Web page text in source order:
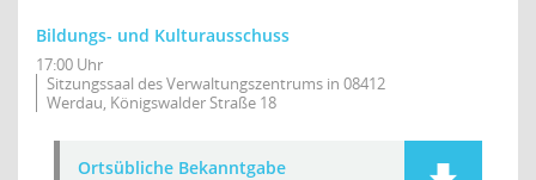
Bildungs- und Kulturausschuss
17:00 Uhr
Sitzungssaal des Verwaltungszentrums in 08412
Werdau, Königswalder Straße 18
Ortsübliche Bekanntgabe